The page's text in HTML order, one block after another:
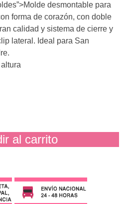
desmontable para
forma de corazón, con doble
calidad y sistema de cierre y
lateral. Ideal para San
al carrito